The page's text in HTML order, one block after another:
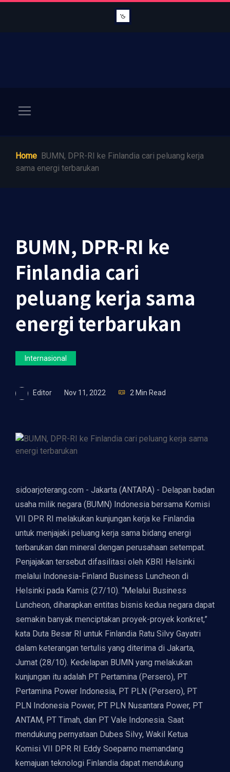
Home BUMN, DPR-RI ke Finlandia cari peluang kerja
sama energi terbarukan
BUMN, DPR-RI ke
Finlandia cari
peluang kerja sama
energi terbarukan
Internasional
Editor Nov 11, 2022 2 Min Read
sidoarjoterang.com - Jakarta (ANTARA) - Delapan badan
usaha milik negara (BUMN) Indonesia bersama Komisi
VII DPR RI melakukan kunjungan kerja ke Finlandia
untuk menjajaki peluang kerja sama bidang energi
terbarukan dan mineral dengan perusahaan setempat.
Penjajakan tersebut difasilitasi oleh KBRI Helsinki
melalui Indonesia-Finland Business Luncheon di
Helsinki pada Kamis (27/10). “Melalui Business
Luncheon, diharapkan entitas bisnis kedua negara dapat
semakin banyak menciptakan proyek-proyek konkret,”
kata Duta Besar RI untuk Finlandia Ratu Silvy Gayatri
dalam keterangan tertulis yang diterima di Jakarta,
Jumat (28/10). Kedelapan BUMN yang melakukan
kunjungan itu adalah PT Pertamina (Persero), PT
Pertamina Power Indonesia, PT PLN (Persero), PT
PLN Indonesia Power, PT PLN Nusantara Power, PT
ANTAM, PT Timah, dan PT Vale Indonesia. Saat
mendukung pernyataan Dubes Silvy, Wakil Ketua
Komisi VII DPR RI Eddy Soeparno memandang
kemajuan teknologi Finlandia dapat mendukung